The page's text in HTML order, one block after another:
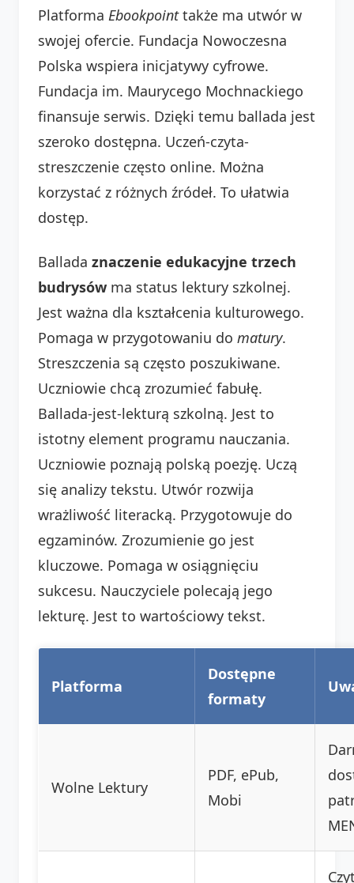
Platforma Ebookpointtakże ma utwór w
swojej ofercie. Fundacja Nowoczesna
Polska wspiera inicjatywy cyfrowe.
Fundacja im. Maurycego Mochnackiego
finansuje serwis. Dzięki temu ballada jest
szeroko dostępna. Uczeń-czyta-
streszczenie często online. Można
korzystać z różnych źródeł. To ułatwia
dostęp.
Ballada znaczenie edukacyjne trzech
budrysów ma status lektury szkolnej.
Jest ważna dla kształcenia kulturowego.
Pomaga w przygotowaniu do matury.
Streszczenia są często poszukiwane.
Uczniowie chcą zrozumieć fabułę.
Ballada-jest-lekturą szkolną. Jest to
istotny element programu nauczania.
Uczniowie poznają polską poezję. Uczą
się analizy tekstu. Utwór rozwija
wrażliwość literacką. Przygotowuje do
egzaminów. Zrozumienie go jest
kluczowe. Pomaga w osiągnięciu
sukcesu. Nauczyciele polecają jego
lekturę. Jest to wartościowy tekst.
Platforma
Dostępne
formaty
Wolne Lektury
PDF, ePub,
Mobi